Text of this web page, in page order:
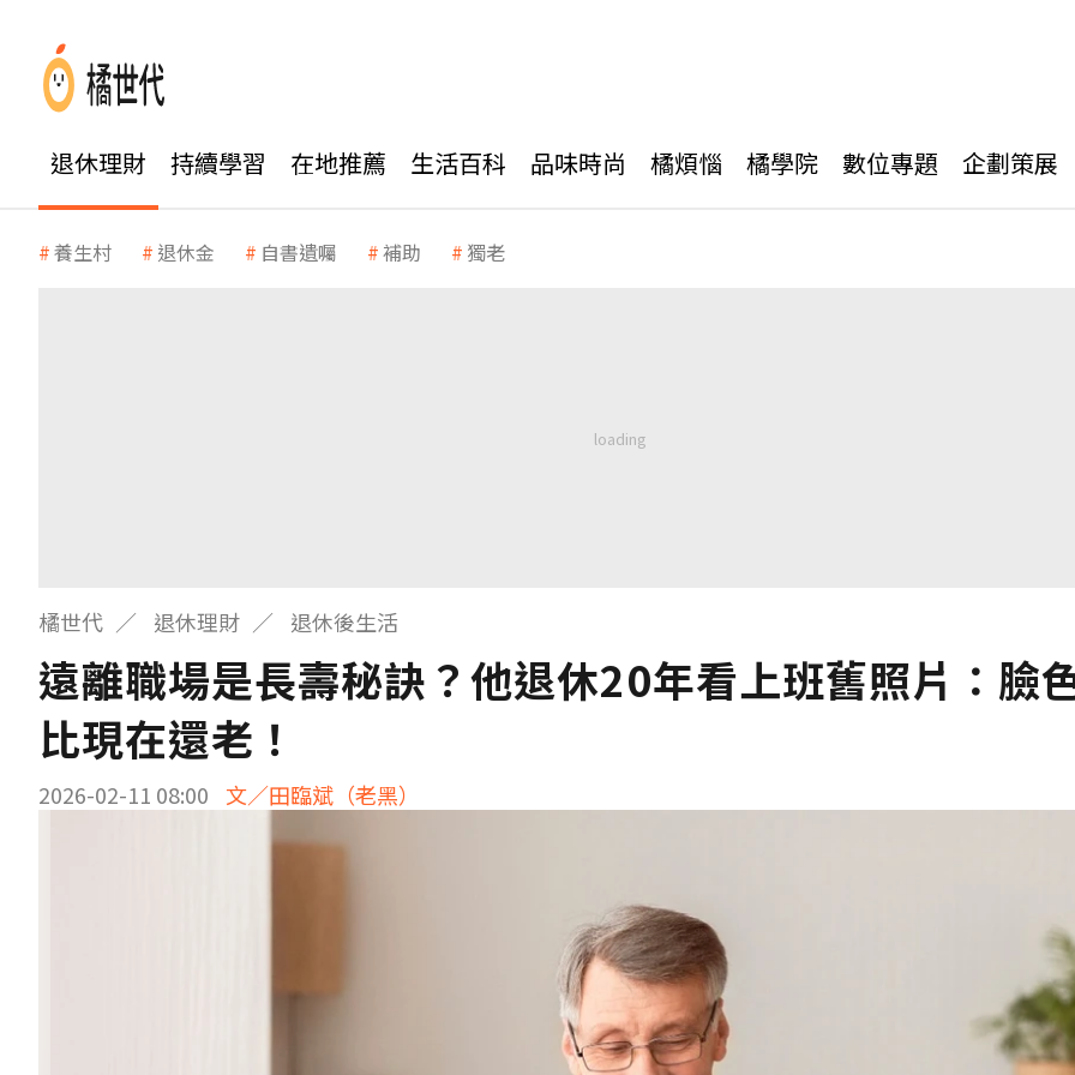
退休理財 持續學習 在地推薦 生活百科 品味時尚 橘煩惱 橘學院 數位專題 企劃策展
養生村 退休金 自書遺囑 補助 獨老
橘世代 退休理財 退休後生活
遠離職場是長壽秘訣？他退休20年看上班舊照片：臉
比現在還老！
2026-02-11 08:00 文／田臨斌（老黑）